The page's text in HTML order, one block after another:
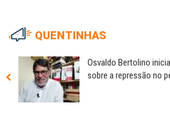
QUENTINHAS
Osvaldo Bertolino
sobre a repressão no